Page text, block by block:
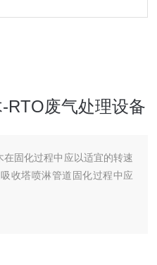
RTO废气处理设备
固化过程中应以适宜的转速
收塔喷淋管道固化过程中应